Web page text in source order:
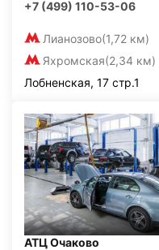
+7 (499) 110-53-06
Лианозово(1,72 км)
Яхромская(2,34 км)
Лобненская, 17 стр.1
АТЦ Очаково